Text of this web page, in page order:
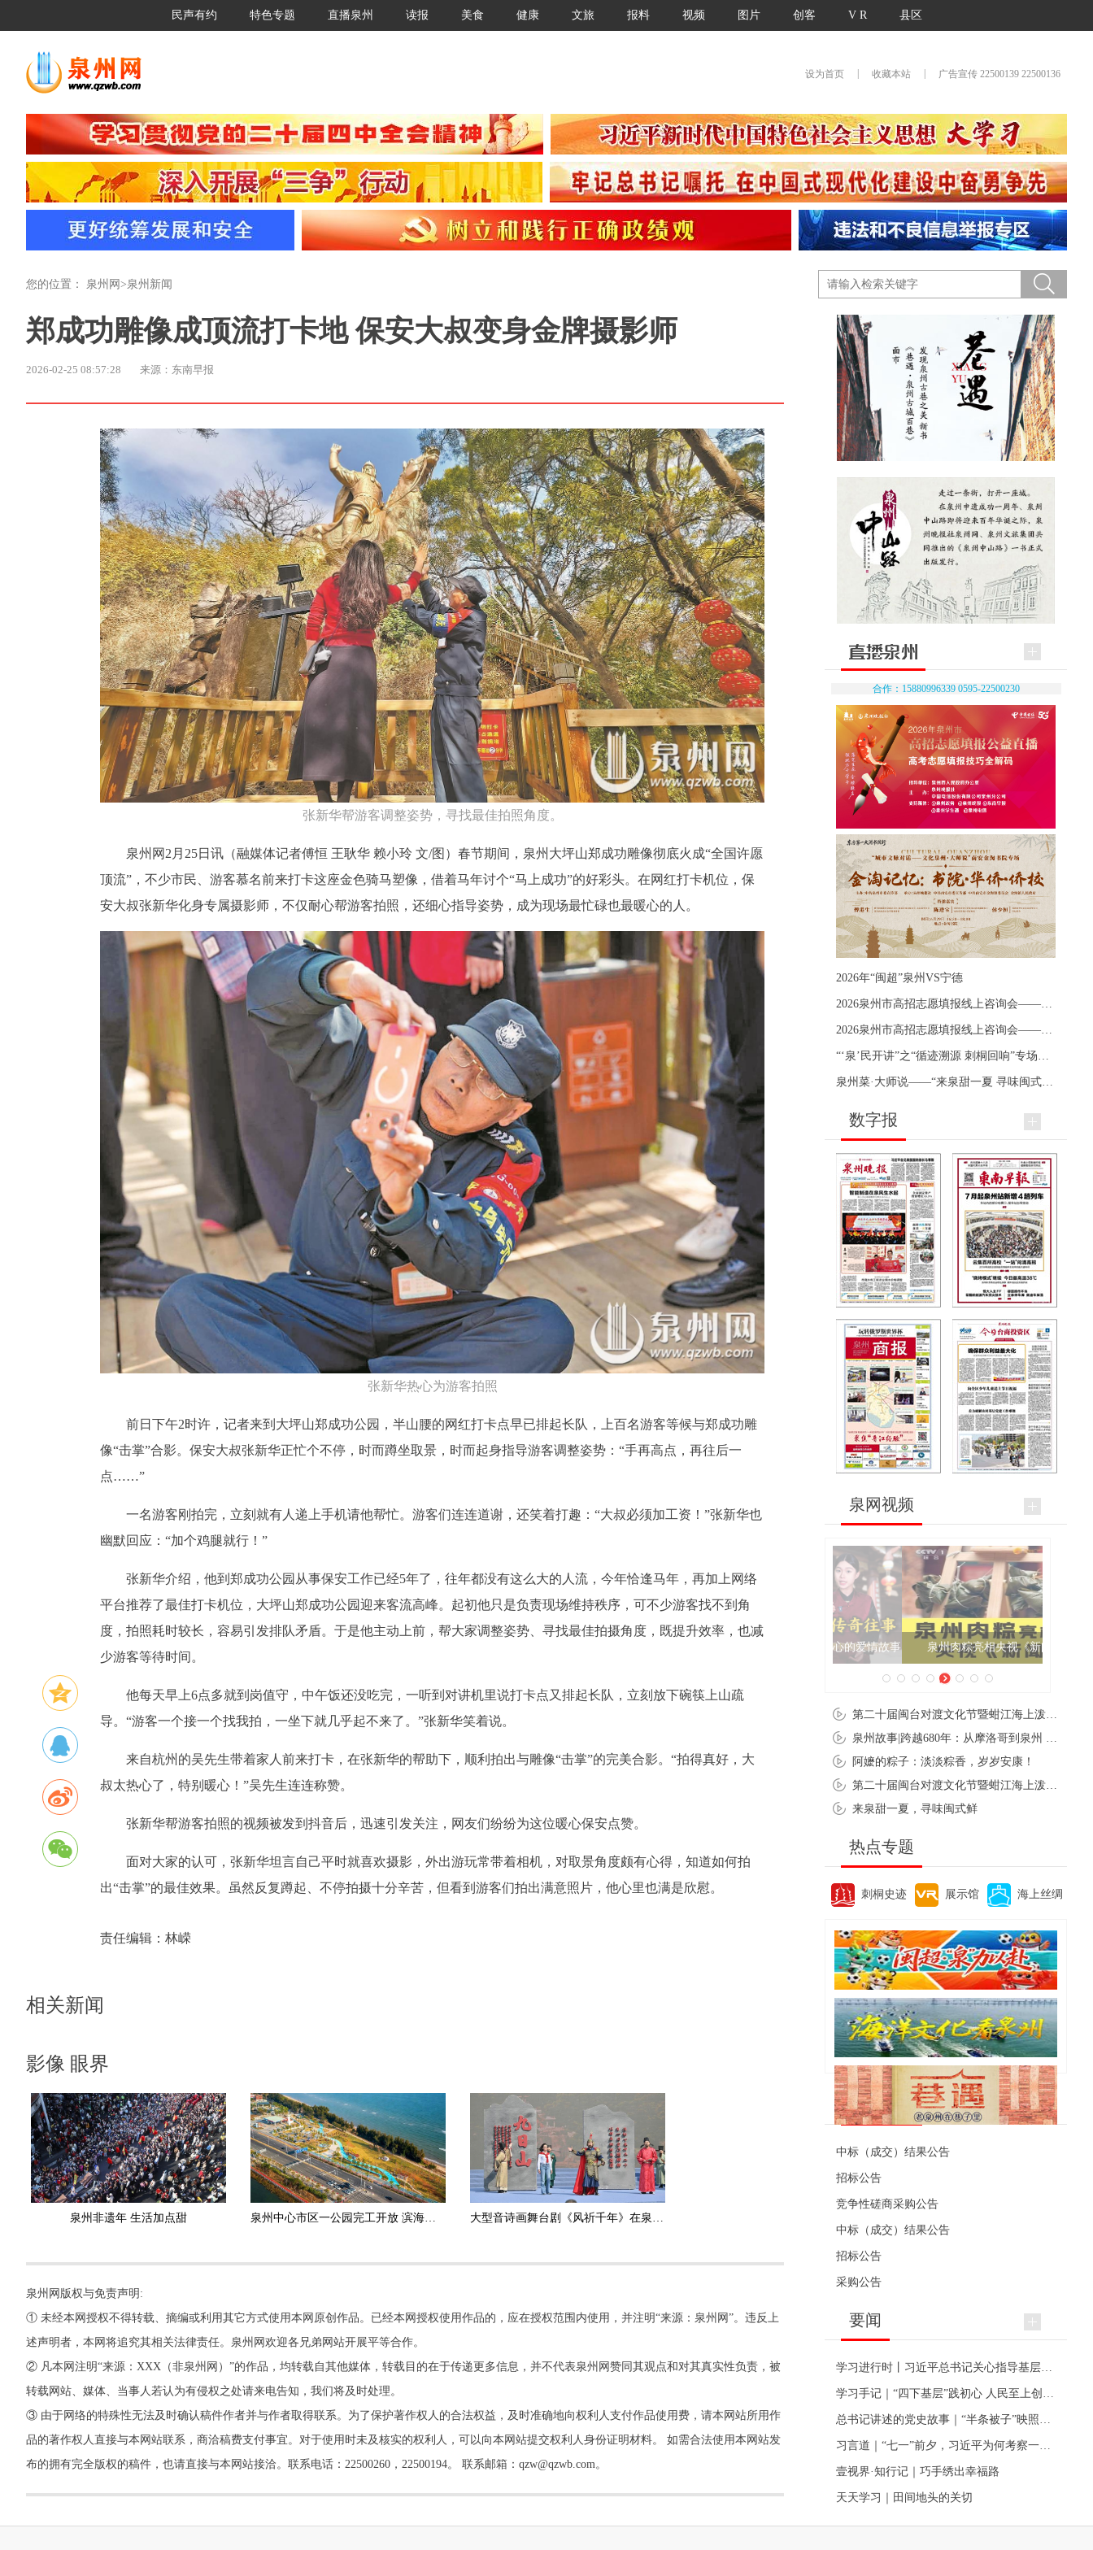
民声有约 特色专题 直播泉州 读报 美食 健康 文旅 报料 视频 图片 创客 V R 县区
设为首页 收藏本站 广告宣传 22500139 22500136
您的位置： 泉州网 >泉州新闻
郑成功雕像成顶流打卡地 保安大叔变身金牌摄影师
2026-02-25 08:57:28 来源：东南早报
张新华帮游客调整姿势，寻找最佳拍照角度。
泉州网2月25日讯（融媒体记者傅恒 王耿华 赖小玲 文/图）春节期间，泉州大坪山郑成功雕像彻底火成“全国许愿
顶流”，不少市民、游客慕名前来打卡这座金色骑马塑像，借着马年讨个“马上成功”的好彩头。在网红打卡机位，保
安大叔张新华化身专属摄影师，不仅耐心帮游客拍照，还细心指导姿势，成为现场最忙碌也最暖心的人。
张新华热心为游客拍照
前日下午2时许，记者来到大坪山郑成功公园，半山腰的网红打卡点早已排起长队，上百名游客等候与郑成功雕
像“击掌”合影。保安大叔张新华正忙个不停，时而蹲坐取景，时而起身指导游客调整姿势：“手再高点，再往后一
点……”
一名游客刚拍完，立刻就有人递上手机请他帮忙。游客们连连道谢，还笑着打趣：“大叔必须加工资！”张新华也
幽默回应：“加个鸡腿就行！”
张新华介绍，他到郑成功公园从事保安工作已经5年了，往年都没有这么大的人流，今年恰逢马年，再加上网络
平台推荐了最佳打卡机位，大坪山郑成功公园迎来客流高峰。起初他只是负责现场维持秩序，可不少游客找不到角
度，拍照耗时较长，容易引发排队矛盾。于是他主动上前，帮大家调整姿势、寻找最佳拍摄角度，既提升效率，也减
少游客等待时间。
他每天早上6点多就到岗值守，中午饭还没吃完，一听到对讲机里说打卡点又排起长队，立刻放下碗筷上山疏
导。“游客一个接一个找我拍，一坐下就几乎起不来了。”张新华笑着说。
来自杭州的吴先生带着家人前来打卡，在张新华的帮助下，顺利拍出与雕像“击掌”的完美合影。“拍得真好，大
叔太热心了，特别暖心！”吴先生连连称赞。
张新华帮游客拍照的视频被发到抖音后，迅速引发关注，网友们纷纷为这位暖心保安点赞。
面对大家的认可，张新华坦言自己平时就喜欢摄影，外出游玩常带着相机，对取景角度颇有心得，知道如何拍
出“击掌”的最佳效果。虽然反复蹲起、不停拍摄十分辛苦，但看到游客们拍出满意照片，他心里也满是欣慰。
责任编辑： 林嵘
相关新闻
影像 眼界
泉州非遗年 生活加点甜 泉州中心市区一公园完工开放 滨海浪漫线再添便民新景 大型音诗画舞台剧《风祈千年》在泉州南安九日山首演
泉州网版权与免责声明:
① 未经本网授权不得转载、摘编或利用其它方式使用本网原创作品。已经本网授权使用作品的，应在授权范围内使用，并注明“来源：泉州网”。违反上
述声明者，本网将追究其相关法律责任。泉州网欢迎各兄弟网站开展平等合作。
② 凡本网注明“来源：XXX（非泉州网）”的作品，均转载自其他媒体，转载目的在于传递更多信息，并不代表泉州网赞同其观点和对其真实性负责，被
转载网站、媒体、当事人若认为有侵权之处请来电告知，我们将及时处理。
③ 由于网络的特殊性无法及时确认稿件作者并与作者取得联系。为了保护著作权人的合法权益，及时准确地向权利人支付作品使用费，请本网站所用作
品的著作权人直接与本网站联系，商洽稿费支付事宜。对于使用时未及核实的权利人，可以向本网站提交权利人身份证明材料。 如需合法使用本网站发
布的拥有完全版权的稿件，也请直接与本网站接洽。联系电话：22500260，22500194。 联系邮箱：qzw@qzwb.com。
合作：15880996339 0595-22500230
2026年“闽超”泉州VS宁德
数字报
泉网视频
泉州肉粽亮相央视《新闻联播》
阿嬷的粽子：淡淡粽香，岁岁安康！
来泉甜一夏，寻味闽式鲜
热点专题
刺桐史迹 展示馆 海上丝绸
便民资讯
中标（成交）结果公告
招标公告
竞争性磋商采购公告
中标（成交）结果公告
招标公告
采购公告
要闻
壹视界·知行记｜巧手绣出幸福路
天天学习｜田间地头的关切